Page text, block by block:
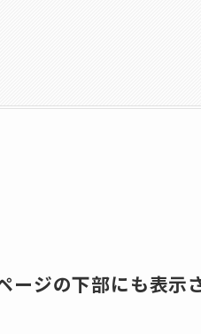
ージの下部にも表示